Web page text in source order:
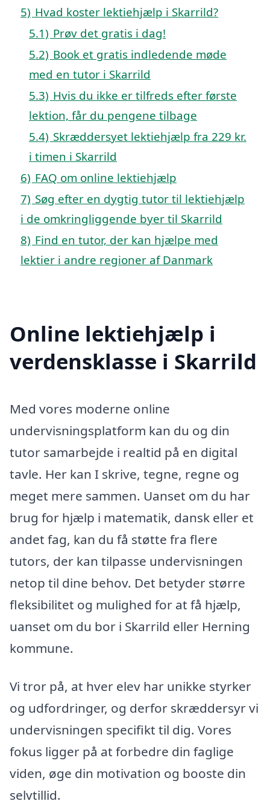
5) Hvad koster lektiehjælp i Skarrild?
5.1) Prøv det gratis i dag!
5.2) Book et gratis indledende møde
med en tutor i Skarrild
5.3) Hvis du ikke er tilfreds efter første
lektion, får du pengene tilbage
5.4) Skræddersyet lektiehjælp fra 229 kr.
i timen i Skarrild
6) FAQ om online lektiehjælp
7) Søg efter en dygtig tutor til lektiehjælp
i de omkringliggende byer til Skarrild
8) Find en tutor, der kan hjælpe med
lektier i andre regioner af Danmark
Online lektiehjælp i
verdensklasse i Skarrild
Med vores moderne online
undervisningsplatform kan du og din
tutor samarbejde i realtid på en digital
tavle. Her kan I skrive, tegne, regne og
meget mere sammen. Uanset om du har
brug for hjælp i matematik, dansk eller et
andet fag, kan du få støtte fra flere
tutors, der kan tilpasse undervisningen
netop til dine behov. Det betyder større
fleksibilitet og mulighed for at få hjælp,
uanset om du bor i Skarrild eller Herning
kommune.
Vi tror på, at hver elev har unikke styrker
og udfordringer, og derfor skræddersyr vi
undervisningen specifikt til dig. Vores
fokus ligger på at forbedre din faglige
viden, øge din motivation og booste din
selvtillid.